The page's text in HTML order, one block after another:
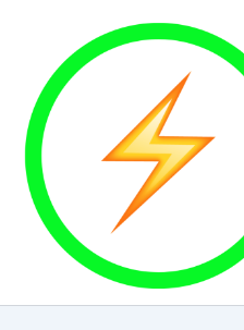
conteúdo